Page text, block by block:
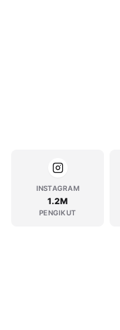
INSTAGRAM
1.2M
PENGIKUT